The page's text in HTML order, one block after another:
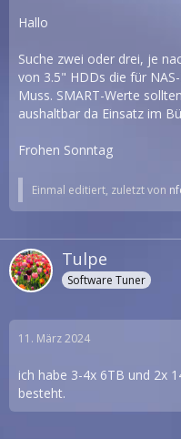
Hallo
Suche zwei oder drei, je
von 3.5" HDDs die für
Muss. SMART-Werte
aushaltbar da Einsatz im
Frohen Sonntag
Einmal editiert, zuletzt von
Tulpe
Software Tuner
11. März 2024
ich habe 3-4x 6TB und 2x
besteht.